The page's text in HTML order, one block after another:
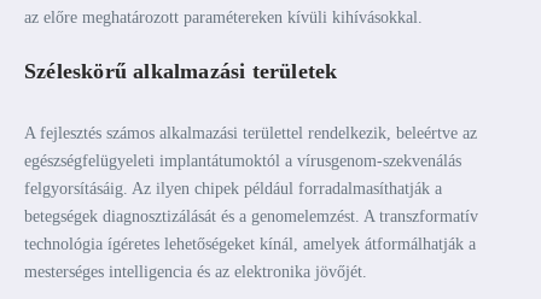
az előre meghatározott paramétereken kívüli kihívásokkal.
Széleskörű alkalmazási területek
A fejlesztés számos alkalmazási területtel rendelkezik, beleértve az
egészségfelügyeleti implantátumoktól a vírusgenom-szekvenálás
felgyorsításáig. Az ilyen chipek például forradalmasíthatják a
betegségek diagnosztizálását és a genomelemzést. A transzformatív
technológia ígéretes lehetőségeket kínál, amelyek átformálhatják a
mesterséges intelligencia és az elektronika jövőjét.